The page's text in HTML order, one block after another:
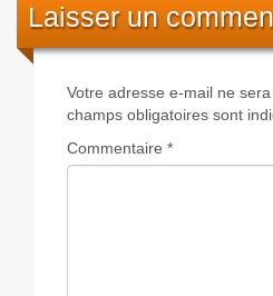
Laisser un
Votre adresse e-mail ne
champs obligatoires sont
Commentaire *